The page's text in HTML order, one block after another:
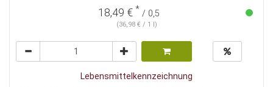
18,49 € * / 0,5
(36,98 € / 1 l)
Lebensmittelkennzeichnung